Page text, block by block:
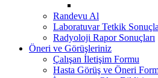
Randevu Al
Laboratuvar Tetkik
Radyoloji Rapor Sonuçları
Öneri ve Görüşleriniz
Çalışan İletişim Formu
Hasta Görüş ve Öneri